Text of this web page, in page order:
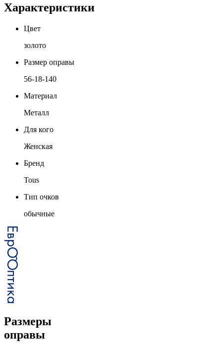
Характеристики
Цвет
золото
Размер оправы
56-18-140
Материал
Металл
Для кого
Женская
Бренд
Tous
Тип очков
обычные
Размеры
оправы